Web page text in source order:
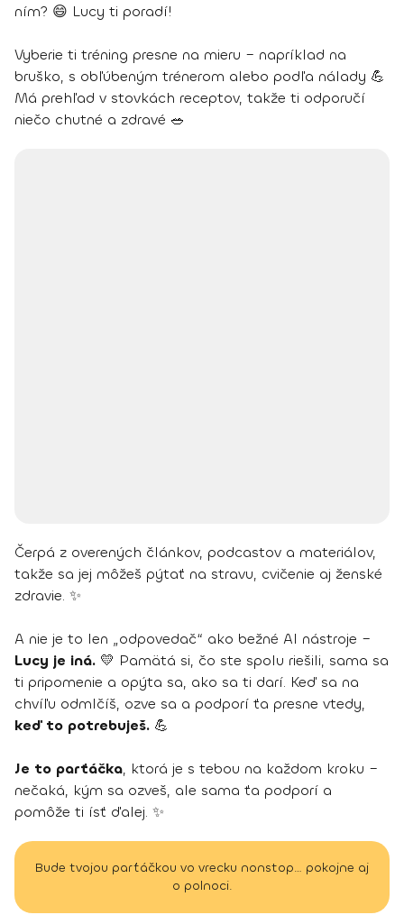
ním? 😄 Lucy ti poradí!
Vyberie ti tréning presne na mieru – napríklad na
bruško, s obľúbeným trénerom alebo podľa nálady 💪
Má prehľad v stovkách receptov, takže ti odporučí
niečo chutné a zdravé 🥗
Čerpá z overených článkov, podcastov a materiálov,
takže sa jej môžeš pýtať na stravu, cvičenie aj ženské
zdravie. ✨
A nie je to len „odpovedač“ ako bežné AI nástroje –
Lucy je iná. 💛 Pamätá si, čo ste spolu riešili, sama sa
ti pripomenie a opýta sa, ako sa ti darí. Keď sa na
chvíľu odmlčíš, ozve sa a podporí ťa presne vtedy,
keď to potrebuješ. 💪
Je to parťáčka, ktorá je s tebou na každom kroku –
nečaká, kým sa ozveš, ale sama ťa podporí a
pomôže ti ísť ďalej. ✨
Bude tvojou parťáčkou vo vrecku nonstop… pokojne aj
o polnoci.